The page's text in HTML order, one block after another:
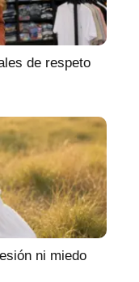
de respeto
ni miedo